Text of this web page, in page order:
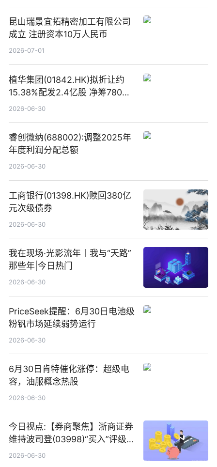
昆山瑞景宜拓精密加工有限公司
成立 注册资本10万人民币
2026-07-01
植华集团(01842.HK)拟折让约
15.38%配发2.4亿股 净筹780万
港元
2026-06-30
睿创微纳(688002):调整2025年
年度利润分配总额
2026-06-30
工商银行(01398.HK)赎回380亿
元次级债券
2026-06-30
我在现场·光影流年丨我与“天路”
那些年|今日热门
2026-06-30
PriceSeek提醒：6月30日电池级
粉钒市场延续弱势运行
2026-06-30
6月30日肯特催化涨停：超级电
容，油服概念热股
2026-06-30
今日视点:【券商聚焦】浙商证券
维持波司登(03998)“买入”评级
指其业绩高质量稳增长
2026-06-30